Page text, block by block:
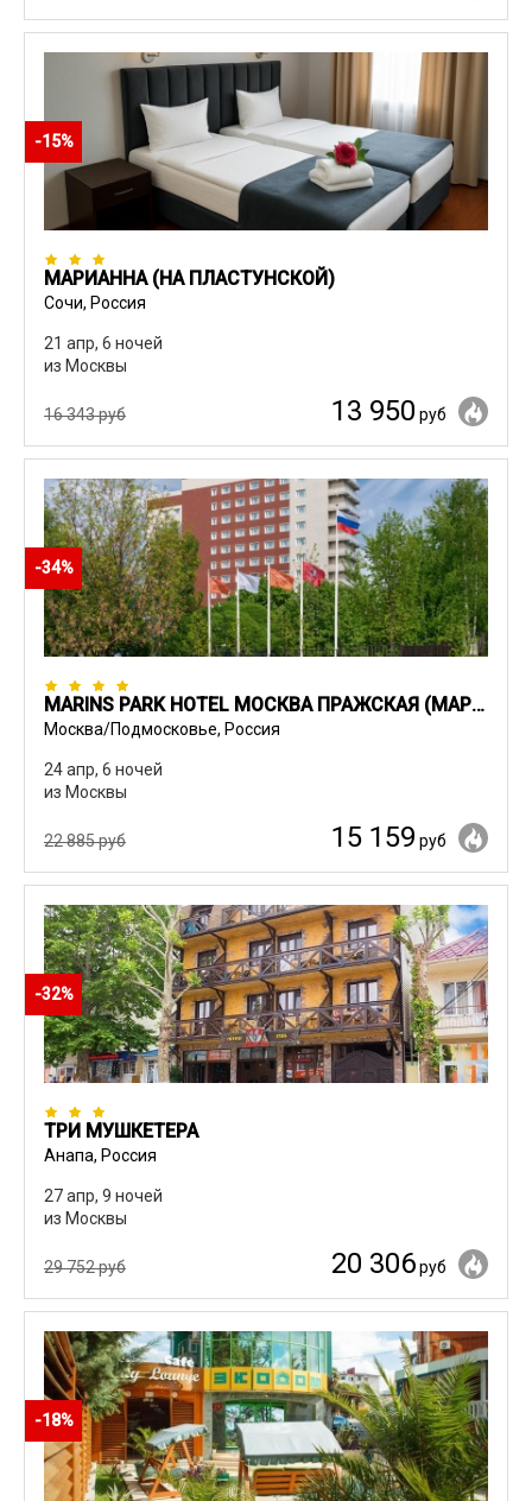
-15%
МАРИАННА (НА ПЛАСТУНСКОЙ)
Сочи, Россия
21 апр, 6 ночей
из Москвы
16 343 руб 13 950 руб
-34%
MARINS PARK HOTEL МОСКВА ПРАЖСКАЯ (МАРИНС ПАРК) (БЫВШ. SUNFLOWER ПАРК)
Москва/Подмосковье, Россия
24 апр, 6 ночей
из Москвы
22 885 руб 15 159 руб
-32%
ТРИ МУШКЕТЕРА
Анапа, Россия
27 апр, 9 ночей
из Москвы
29 752 руб 20 306руб
-18%